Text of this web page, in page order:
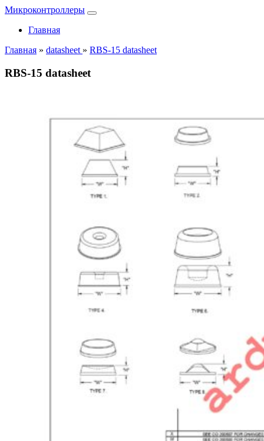
Микроконтроллеры
Главная
Главная » datasheet » RBS-15 datasheet
RBS-15 datasheet